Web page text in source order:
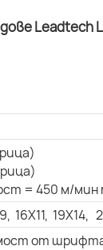
= 450 м/мин
16X11, 19X14,
от